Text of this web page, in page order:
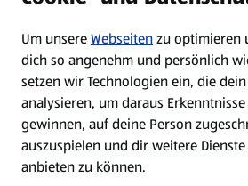
Jetzt die ALDI SÜD App downloaden
Datenschutz- und Richtlinienmenü
Cookie-Einstellungen
Um unsereWebseitenzu optimieren
dich so angenehm und persönlich
setzen wir Technologien ein, die
analysieren, um daraus
gewinnen, auf deine Person
auszuspielen und dir weitere
anbieten zu können.